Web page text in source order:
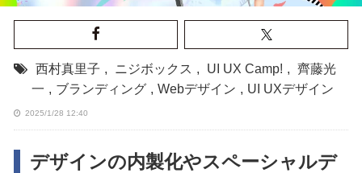
西村真里子 , ニジボックス , UI UX Camp! , 齊藤光
一 , ブランディング , Webデザイン , UI UXデザイン
2025/1/28 12:40
デザインの内製化やスペーシャルデ